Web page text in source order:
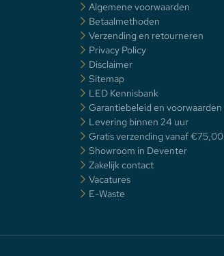
Algemene voorwaarden
Betaalmethoden
Verzending en retourneren
Privacy Policy
Disclaimer
Sitemap
LED Kennisbank
Garantiebeleid en voorwaarden
Levering binnen 24 uur
Gratis verzending vanaf €75,00
Showroom in Deventer
Zakelijk contact
Vacatures
E-Waste